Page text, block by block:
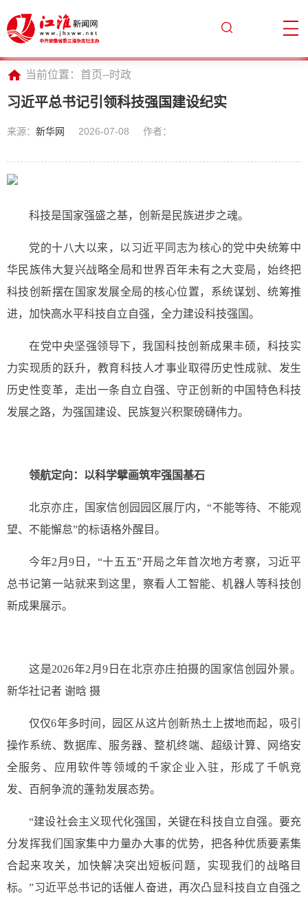
当前位置： 首页--时政
习近平总书记引领科技强国建设纪实
来源： 新华网 2026-07-08 作者：
科技是国家强盛之基，创新是民族进步之魂。
党的十八大以来，以习近平同志为核心的党中央统筹中
华民族伟大复兴战略全局和世界百年未有之大变局，始终把
科技创新摆在国家发展全局的核心位置，系统谋划、统筹推
进，加快高水平科技自立自强，全力建设科技强国。
在党中央坚强领导下，我国科技创新成果丰硕，科技实
力实现质的跃升，教育科技人才事业取得历史性成就、发生
历史性变革，走出一条自立自强、守正创新的中国特色科技
发展之路，为强国建设、民族复兴积聚磅礴伟力。
领航定向：以科学擘画筑牢强国基石
北京亦庄，国家信创园园区展厅内，“不能等待、不能观
望、不能懈怠”的标语格外醒目。
今年2月9日，“十五五”开局之年首次地方考察，习近平
总书记第一站就来到这里，察看人工智能、机器人等科技创
新成果展示。
这是2026年2月9日在北京亦庄拍摄的国家信创园外景。
新华社记者 谢晗 摄
仅仅6年多时间，园区从这片创新热土上拔地而起，吸引
操作系统、数据库、服务器、整机终端、超级计算、网络安
全服务、应用软件等领域的千家企业入驻，形成了千帆竞
发、百舸争流的蓬勃发展态势。
“建设社会主义现代化强国，关键在科技自立自强。要充
分发挥我们国家集中力量办大事的优势，把各种优质要素集
合起来攻关，加快解决突出短板问题，实现我们的战略目
标。”习近平总书记的话催人奋进，再次凸显科技自立自强之